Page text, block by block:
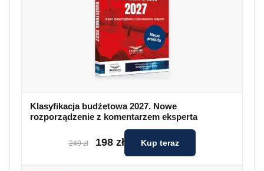
Klasyfikacja budżetowa 2027. Nowe
rozporządzenie z komentarzem eksperta
249 zł 198 zł Kup teraz